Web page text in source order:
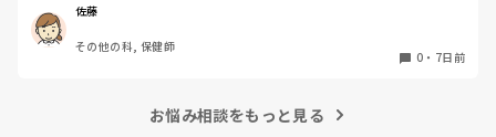
佐藤
その他の科, 保健師
0 ・ 7日前
お悩み相談をもっと見る